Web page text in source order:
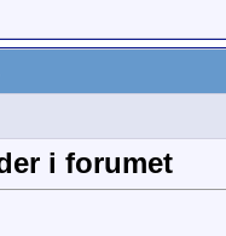
i forumet